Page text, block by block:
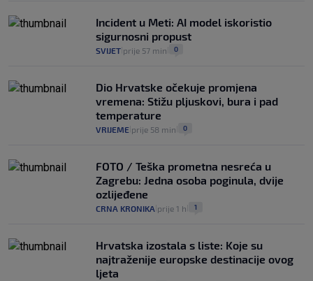
Incident u Meti: AI model iskoristio
sigurnosni propust
SVIJET prije 57 min 0
Dio Hrvatske očekuje promjena
vremena: Stižu pljuskovi, bura i pad
temperature
VRIJEME prije 58 min 0
FOTO / Teška prometna nesreća u
Zagrebu: Jedna osoba poginula, dvije
ozlijeđene
CRNA KRONIKA prije 1 h 1
Hrvatska izostala s liste: Koje su
najtraženije europske destinacije ovog
ljeta